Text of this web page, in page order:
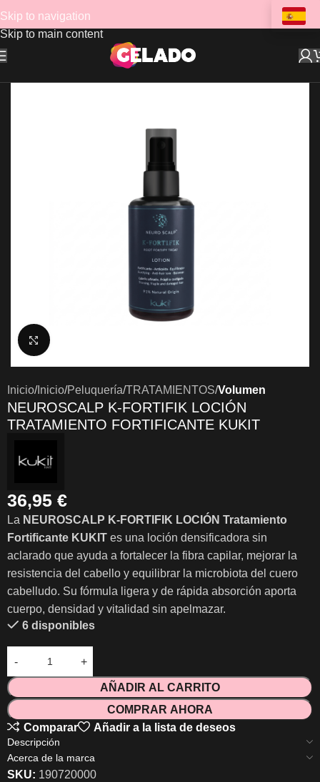
Skip to navigation
Skip to main content
Clic para ampliar
Inicio Inicio Peluquería TRATAMIENTOS Volumen
NEUROSCALP K-FORTIFIK LOCIÓN
TRATAMIENTO FORTIFICANTE KUKIT
36,95 €
La NEUROSCALP K-FORTIFIK LOCIÓN Tratamiento
Fortificante KUKIT es una loción densificadora sin
aclarado que ayuda a fortalecer la fibra capilar, mejorar la
resistencia del cabello y equilibrar la microbiota del cuero
cabelludo. Su fórmula ligera y de rápida absorción aporta
cuerpo, densidad y vitalidad sin apelmazar.
6 disponibles
AÑADIR AL CARRITO
COMPRAR AHORA
Comparar
Añadir a la lista de deseos
Descripción
Acerca de la marca
SKU: 190720000